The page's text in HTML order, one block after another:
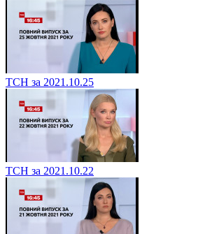
ТСН за 2021.10.25
ТСН за 2021.10.22